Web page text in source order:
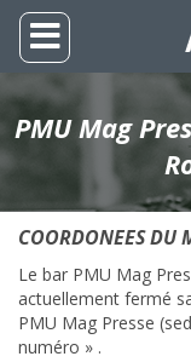
PMU Mag
COORDONEES DU
Le bar PMU Mag
actuellement fermé
PMU Mag Presse
numéro » .